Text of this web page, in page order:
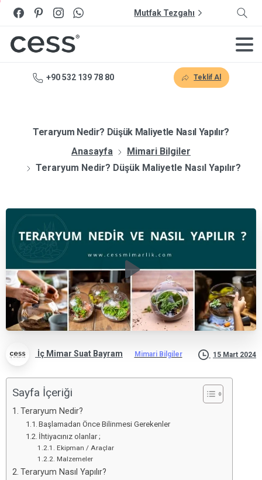
Mutfak Tezgahı
+90 532 139 78 80 Teklif Al
Teraryum Nedir? Düşük Maliyetle Nasıl Yapılır?
Anasayfa
Mimari Bilgiler
Teraryum Nedir? Düşük Maliyetle Nasıl Yapılır?
İç Mimar Suat Bayram Mimari Bilgiler 15 Mart 2024
Sayfa İçeriği
Teraryum Nedir?
Başlamadan Önce Bilinmesi Gerekenler
İhtiyacınız olanlar ;
Ekipman / Araçlar
Malzemeler
Teraryum Nasıl Yapılır?